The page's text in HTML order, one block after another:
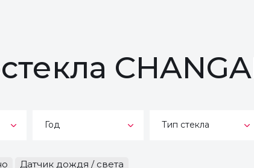
Год Тип стекла
Датчик дождя / света